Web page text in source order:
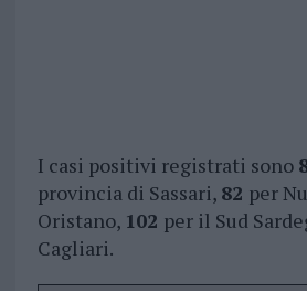
I casi positivi registrati sono
provincia di Sassari, 82 per
Oristano, 102 per il Sud
Cagliari.